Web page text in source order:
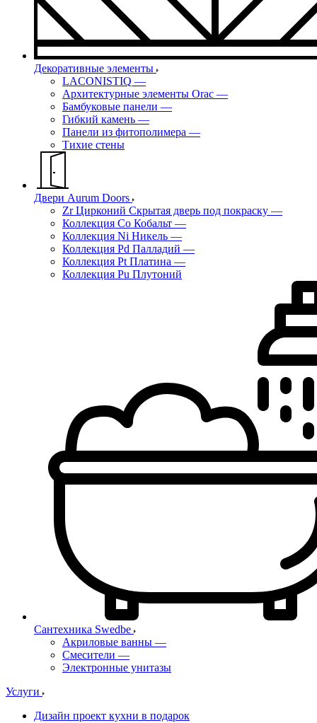
Декоративные элементы
LACONISTIQ —
Архитектурные элементы Orac —
Бамбуковые панели —
Гибкий камень —
Панели из фитополимера —
Тихие стены
Двери Aurum Doors
Zr Цирконий Скрытая дверь под покраску —
Коллекция Co Кобальт —
Коллекция Ni Никель —
Коллекция Pd Палладий —
Коллекция Pt Платина —
Коллекция Pu Плутоний
Сантехника Swedbe
Акриловые ванны —
Смесители —
Электронные унитазы
Услуги
Дизайн проект кухни в подарок